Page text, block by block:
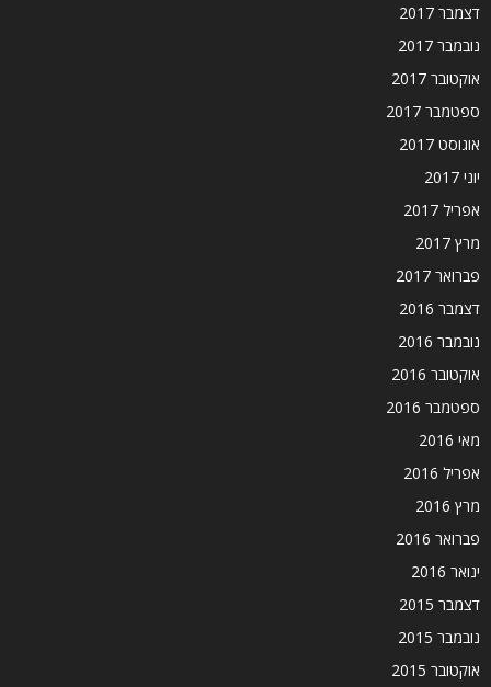
דצמבר 2017
נובמבר 2017
אוקטובר 2017
ספטמבר 2017
אוגוסט 2017
יוני 2017
אפריל 2017
מרץ 2017
פברואר 2017
דצמבר 2016
נובמבר 2016
אוקטובר 2016
ספטמבר 2016
מאי 2016
אפריל 2016
מרץ 2016
פברואר 2016
ינואר 2016
דצמבר 2015
נובמבר 2015
אוקטובר 2015